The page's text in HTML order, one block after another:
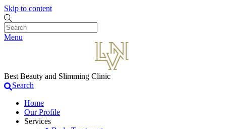
Skip to content
Menu
Best Beauty and Slimming Clinic
Search
Home
Our Profile
Services